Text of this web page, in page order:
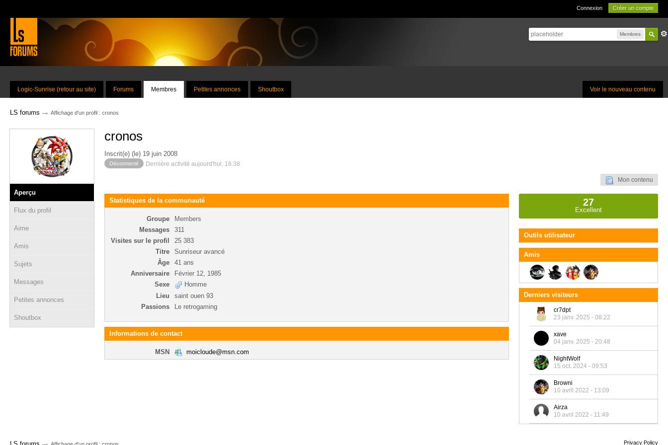
Connexion Créer un compte
Membres
Voir le nouveau contenu
Logic-Sunrise (retour au site) Forums Membres Petites annonces Shoutbox
LS forums → Affichage d'un profil : cronos
Aperçu
Flux du profil
Aime
Amis
Sujets
Messages
Petites annonces
Shoutbox
cronos
Inscrit(e) (le) 19 juin 2008
Déconnecté Dernière activité aujourd'hui, 16:38
Mon contenu
Statistiques de la communauté
Groupe
Members
Messages
311
Visites sur le profil
25 383
Titre
Sunriseur avancé
Âge
41 ans
Anniversaire
Février 12, 1985
Sexe
Homme
Lieu
saint ouen 93
Passions
Le retrogaming
Informations de contact
MSN moicloude@msn.com
27
Excellent
Outils utilisateur
Amis
Derniers visiteurs
cr7dpt
23 janv. 2025 - 08:22
xave
04 janv. 2025 - 20:48
NightWolf
15 oct. 2024 - 09:53
Browni
10 avril 2022 - 13:09
Airza
10 avril 2022 - 11:49
Privacy Policy